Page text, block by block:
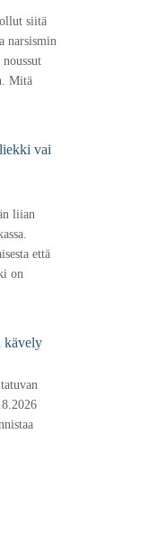
siitä
narsismin
Mitä
vai
liian
että
on
kävely